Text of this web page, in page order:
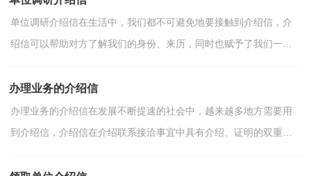
单位调研介绍信在生活中，我们都不可避免地要接触到介绍信，介
绍信可以帮助对方了解我们的身份、来历，同时也赋予了我们一定
办理业务的介绍信
办理业务的介绍信在发展不断提速的社会中，越来越多地方需要用
到介绍信，介绍信在介绍联系接洽事宜中具有介绍、证明的双重作